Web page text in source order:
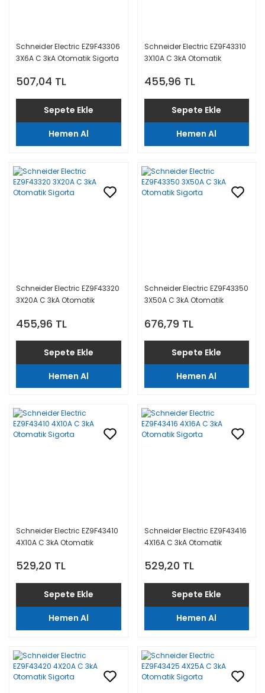
Schneider Electric EZ9F43306
3X6A C 3kA Otomatik Sigorta
507,04 TL
Sepete Ekle
Hemen Al
Schneider Electric EZ9F43310
3X10A C 3kA Otomatik
455,96 TL
Sepete Ekle
Hemen Al
Schneider Electric EZ9F43320
3X20A C 3kA Otomatik
455,96 TL
Sepete Ekle
Hemen Al
Schneider Electric EZ9F43350
3X50A C 3kA Otomatik
676,79 TL
Sepete Ekle
Hemen Al
Schneider Electric EZ9F43410
4X10A C 3kA Otomatik
529,20 TL
Sepete Ekle
Hemen Al
Schneider Electric EZ9F43416
4X16A C 3kA Otomatik
529,20 TL
Sepete Ekle
Hemen Al